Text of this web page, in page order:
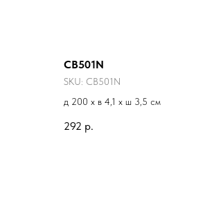
CB501N
SKU: CB501N
д 200 x в 4,1 x ш 3,5 см
292 р.